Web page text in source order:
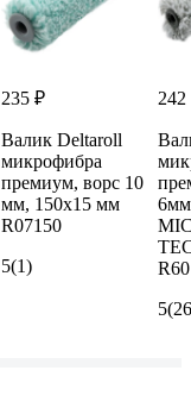
235 ₽
Валик Deltaroll
микрофибра
премиум, ворс 10
мм, 150x15 мм
R07150
5(1)
242
5